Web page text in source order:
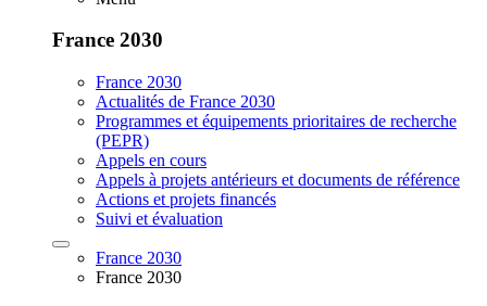
France 2030
France 2030
Actualités de France 2030
Programmes et équipements prioritaires de recherche
(PEPR)
Appels en cours
Appels à projets antérieurs et documents de référence
Actions et projets financés
Suivi et évaluation
France 2030
France 2030